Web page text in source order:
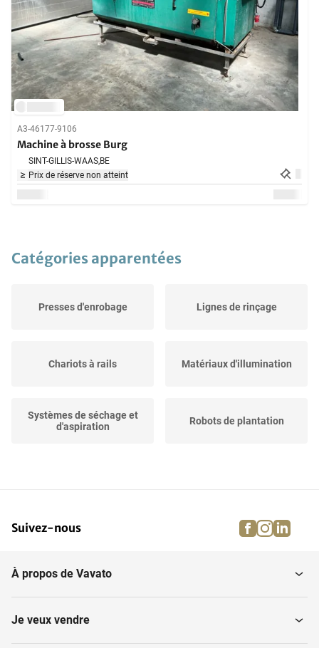
A3-46177-9106
Machine à brosse Burg
SINT-GILLIS-WAAS,BE
Prix de réserve non atteint
Catégories apparentées
Presses d'enrobage Lignes de rinçage
Chariots à rails Matériaux d'illumination
Systèmes de séchage et
d'aspiration
Robots de plantation
Autre équipement
Systèmes de croissance
et...
Suivez-nous facebook
À propos de Vavato
Je veux vendre